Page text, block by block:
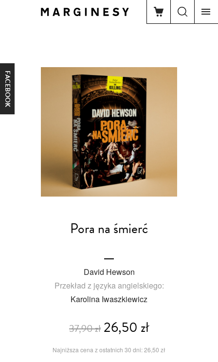
FACEBOOK
Pora na śmierć
David Hewson
Przekład z języka angielskiego:
Karolina Iwaszkiewicz
37,90 zł26,50 zł
Najniższa cena z ostatnich 30 dni: 26,50 zł